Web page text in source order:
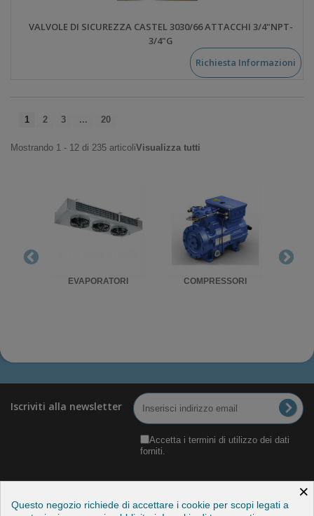
VALVOLE DI SICUREZZA CASTEL 3030/66 ATTACCHI 3/4"NPT-
3/4"G
Richiesta Informazioni
1 2 3 ... 20
Mostrando 1 - 12 di 235 articoliVisualizza tutti
EVAPORATORI COMPRESSORI
Iscriviti alla newsletter
Accetta i termini di utilizzo dei dati
forniti.
×
Questo negozio richiede di accettare i cookie per scopi legati a